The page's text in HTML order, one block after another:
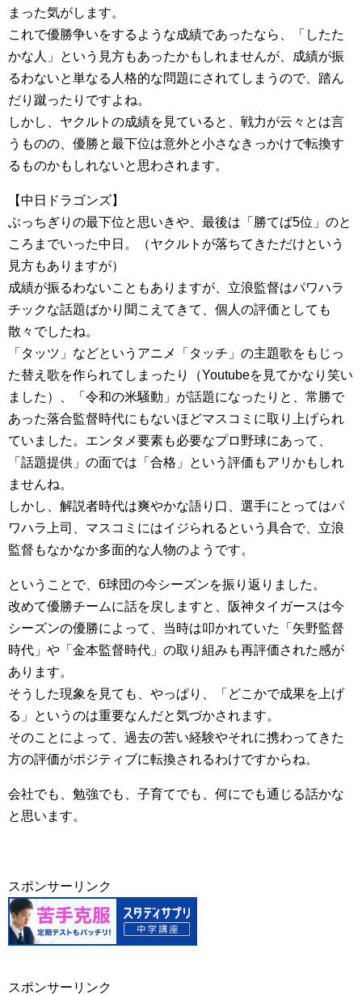
まった気がします。
これで優勝争いをするような成績であったなら、「したた
かな人」という見方もあったかもしれませんが、成績が振
るわないと単なる人格的な問題にされてしまうので、踏ん
だり蹴ったりですよね。
しかし、ヤクルトの成績を見ていると、戦力が云々とは言
うものの、優勝と最下位は意外と小さなきっかけで転換す
るものかもしれないと思わされます。
【中日ドラゴンズ】
ぶっちぎりの最下位と思いきや、最後は「勝てば5位」のと
ころまでいった中日。（ヤクルトが落ちてきただけという
見方もありますが）
成績が振るわないこともありますが、立浪監督はパワハラ
チックな話題ばかり聞こえてきて、個人の評価としても
散々でしたね。
「タッツ」などというアニメ「タッチ」の主題歌をもじっ
た替え歌を作られてしまったり（Youtubeを見てかなり笑い
ました）、「令和の米騒動」が話題になったりと、常勝で
あった落合監督時代にもないほどマスコミに取り上げられ
ていました。エンタメ要素も必要なプロ野球にあって、
「話題提供」の面では「合格」という評価もアリかもしれ
ませんね。
しかし、解説者時代は爽やかな語り口、選手にとってはパ
ワハラ上司、マスコミにはイジられるという具合で、立浪
監督もなかなか多面的な人物のようです。
ということで、6球団の今シーズンを振り返りました。
改めて優勝チームに話を戻しますと、阪神タイガースは今
シーズンの優勝によって、当時は叩かれていた「矢野監督
時代」や「金本監督時代」の取り組みも再評価された感が
あります。
そうした現象を見ても、やっぱり、「どこかで成果を上げ
る」というのは重要なんだと気づかされます。
そのことによって、過去の苦い経験やそれに携わってきた
方の評価がポジティブに転換されるわけですからね。
会社でも、勉強でも、子育てでも、何にでも通じる話かな
と思います。
スポンサーリンク
スポンサーリンク